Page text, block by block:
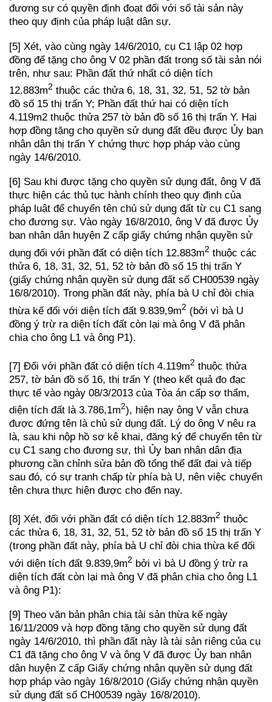
đương sự có quyền định đoạt đối với số tài sản này
theo quy định của pháp luật dân sự.
[5] Xét, vào cùng ngày 14/6/2010, cụ C1 lập 02 hợp
đồng để tặng cho ông V 02 phần đất trong số tài sản nói
trên, như sau: Phần đất thứ nhất có diện tích
12.883m2 thuộc các thửa 6, 18, 31, 32, 51, 52 tờ bản
đồ số 15 thị trấn Y; Phần đất thứ hai có diện tích
4.119m2 thuộc thửa 257 tờ bản đồ số 16 thị trấn Y. Hai
hợp đồng tặng cho quyền sử dụng đất đều được Ủy ban
nhân dân thị trấn Y chứng thực hợp pháp vào cùng
ngày 14/6/2010.
[6] Sau khi được tặng cho quyền sử dụng đất, ông V đã
thực hiện các thủ tục hành chính theo quy định của
pháp luật để chuyển tên chủ sử dụng đất từ cụ C1 sang
cho đương sự. Vào ngày 16/8/2010, ông V đã được Ủy
ban nhân dân huyện Z cấp giấy chứng nhận quyền sử
dụng đối với phần đất có diện tích 12.883m2 thuộc các
thửa 6, 18, 31, 32, 51, 52 tờ bản đồ số 15 thị trấn Y
(giấy chứng nhận quyền sử dụng đất số CH00539 ngày
16/8/2010). Trong phần đất này, phía bà U chỉ đòi chia
thừa kế đối với diện tích đất 9.839,9m2 (bởi vì bà U
đồng ý trừ ra diện tích đất còn lại mà ông V đã phân
chia cho ông L1 và ông P1).
[7] Đối với phần đất có diện tích 4.119m2 thuộc thửa
257, tờ bản đồ số 16, thị trấn Y (theo kết quả đo đạc
thực tế vào ngày 08/3/2013 của Tòa án cấp sơ thẩm,
diện tích đất là 3.786,1m2), hiện nay ông V vẫn chưa
được đứng tên là chủ sử dụng đất. Lý do ông V nêu ra
là, sau khi nộp hồ sơ kê khai, đăng ký để chuyển tên từ
cụ C1 sang cho đương sự, thì Ủy ban nhân dân địa
phương cần chỉnh sửa bản đồ tổng thể đất đai và tiếp
sau đó, có sự tranh chấp từ phía bà U, nên việc chuyển
tên chưa thực hiện được cho đến nay.
[8] Xét, đối với phần đất có diện tích 12.883m2 thuộc
các thửa 6, 18, 31, 32, 51, 52 tờ bản đồ số 15 thị trấn Y
(trong phần đất này, phía bà U chỉ đòi chia thừa kế đối
với diện tích đất 9.839,9m2 bởi vì bà U đồng ý trừ ra
diện tích đất còn lại mà ông V đã phân chia cho ông L1
và ông P1):
[9] Theo văn bản phân chia tài sản thừa kế ngày
16/11/2009 và hợp đồng tặng cho quyền sử dụng đất
ngày 14/6/2010, thì phần đất này là tài sản riêng của cụ
C1 đã tặng cho ông V và ông V đã được Ủy ban nhân
dân huyện Z cấp Giấy chứng nhận quyền sử dụng đất
hợp pháp vào ngày 16/8/2010 (Giấy chứng nhận quyền
sử dụng đất số CH00539 ngày 16/8/2010).